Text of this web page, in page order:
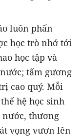
luôn phấn
học trò nhớ tới
học tập và
tấm gương
cao quý. Mỗi
hệ học sinh
thương
vọng vươn lên